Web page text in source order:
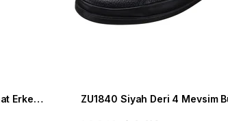
Büyük Numara Gündelik Rahat Erkek Spor Ayakkabı - YMR141 Siyah